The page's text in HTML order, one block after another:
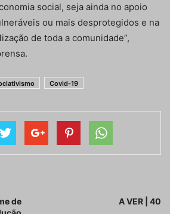
social, seja ainda no apoio
ou mais desprotegidos e na
de toda a comunidade”,
Covid-19
de
A VER | 40